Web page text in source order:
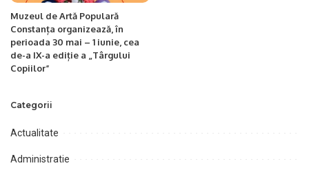
Muzeul de Artă Populară
Constanța organizează, în
perioada 30 mai – 1 iunie, cea
de-a IX-a ediție a „Târgului
Copiilor”
Categorii
Actualitate
Administratie